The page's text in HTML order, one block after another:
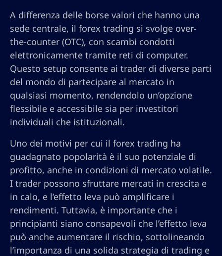
A differenza delle borse valori che hanno una
sede centrale, il forex trading si svolge over-
the-counter (OTC), con scambi condotti
elettronicamente tramite reti di computer.
Questo setup consente ai trader di diverse parti
del mondo di partecipare al mercato in
qualsiasi momento, rendendolo un’opzione
flessibile e accessibile sia per investitori
individuali che istituzionali.
Uno dei motivi per cui il forex trading ha
guadagnato popolarità è il suo potenziale di
profitto, anche in condizioni di mercato volatile.
I trader possono sfruttare mercati in crescita e
in calo, e l’effetto leva può amplificare i
rendimenti. Tuttavia, è importante che i
principianti siano consapevoli che l’effetto leva
può anche aumentare il rischio, sottolineando
l’importanza di una solida strategia di trading e